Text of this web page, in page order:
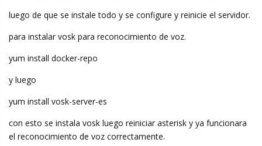
luego de que se instale todo y se configure y reinicie el servidor.
para instalar vosk para reconocimiento de voz.
yum install docker-repo
y luego
yum install vosk-server-es
con esto se instala vosk luego reiniciar asterisk y ya funcionara
el reconocimiento de voz correctamente.